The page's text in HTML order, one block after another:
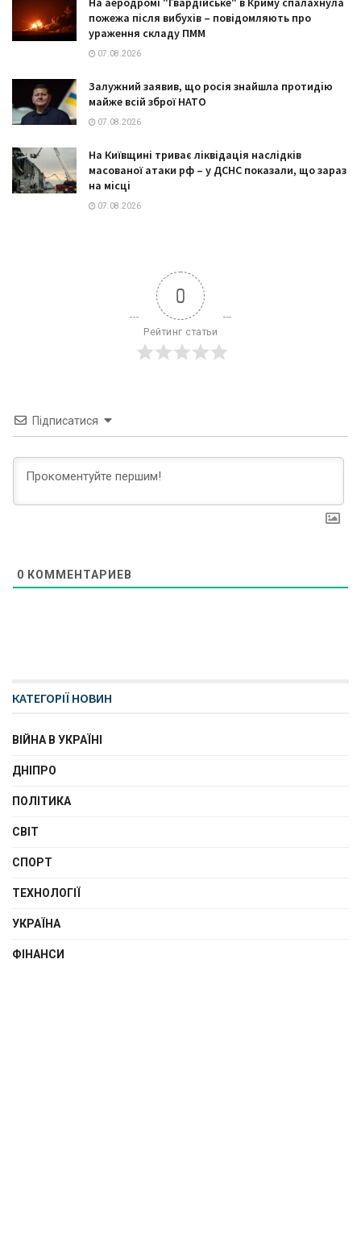
пожежа після вибухів – повідомляють про
ураження складу ПММ
07.08.2026
Залужний заявив, що росія знайшла протидію
майже всій зброї НАТО
07.08.2026
На Київщині триває ліквідація наслідків
масованої атаки рф – у ДСНС показали, що зараз
на місці
07.08.2026
0
Рейтинг статьи
Підписатися
0 КОММЕНТАРИЕВ
КАТЕГОРІЇ НОВИН
ВІЙНА В УКРАЇНІ
ДНІПРО
ПОЛІТИКА
СВІТ
СПОРТ
ТЕХНОЛОГІЇ
УКРАЇНА
ФІНАНСИ